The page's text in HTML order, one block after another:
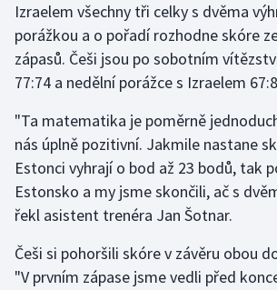
Gymnastika
Házená
Judo
Krasobruslení
Lyže a snowboard
Izraelem všechny tři celky s dvěma
porážkou a o pořadí rozhodne skóre
zápasů. Češi jsou po sobotním
77:74 a nedělní porážce s Izraelem
"Ta matematika je poměrně
nás úplně pozitivní. Jakmile nastane
Estonci vyhrají o bod až 23 bodů, tak
Estonsko a my jsme skončili, ač s
řekl asistent trenéra Jan Šotnar.
Češi si pohoršili skóre v závěru obou
"V prvním zápase jsme vedli před